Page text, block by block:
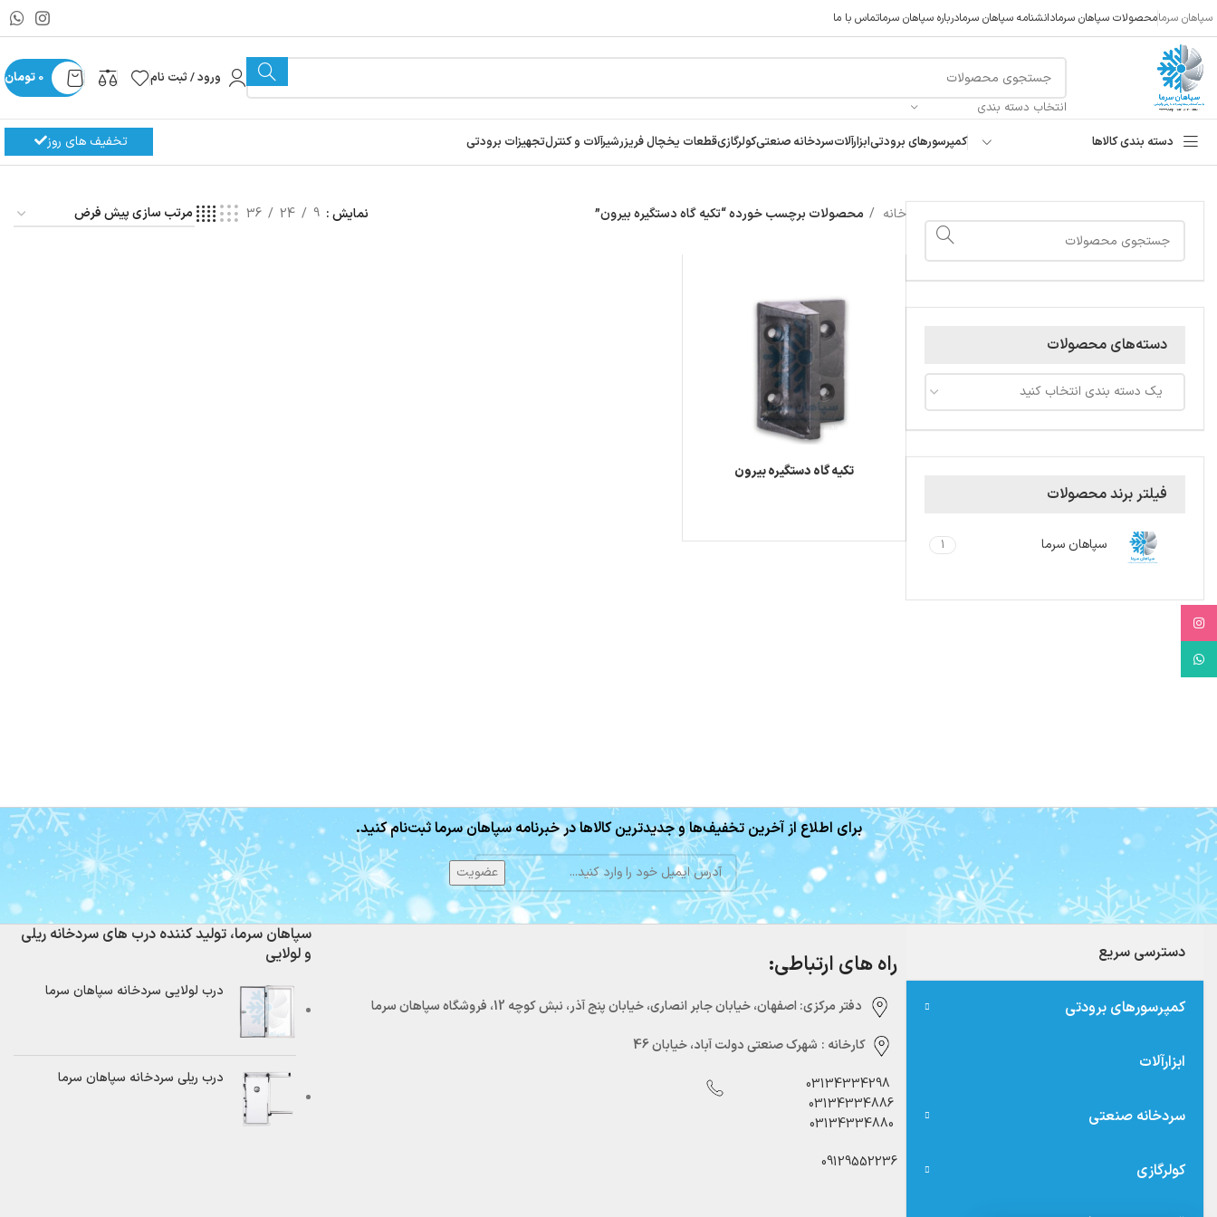
سپاهان سرمامحصولات سپاهان سرمادانشنامه سپاهان سرمادرباره سپاهان سرماتماس با ما
انتخاب دسته بندی
ورود / ثبت نام 0 تومان
دسته بندی کالاها کمپرسورهای برودتیابزارآلاتسردخانه صنعتیکولرگازیقطعات یخچال فریزرشیرآلات و کنترلتجهیزات برودتی تخفیف های روز
دسته‌های محصولات
یک دسته بندی انتخاب کنید
فیلتر برند محصولات
سپاهان سرما 1
خانه محصولات برچسب خورده “تکیه گاه دستگیره بیرون” نمایش 9
24
36
تکیه گاه دستگیره بیرون
برای اطلاع از آخرین تخفیف‌ها و جدیدترین کالاها در خبرنامه سپاهان سرما ثبت‌نام کنید.
دسترسی سریع
کمپرسورهای برودتی
ابزارآلات
سردخانه صنعتی
کولرگازی
راه های ارتباطی:
دفتر مرکزی:‌ اصفهان، خیابان جابر انصاری، خیابان پنج آذر، نبش کوچه 12، فروشگاه سپاهان سرما
کارخانه : شهرک صنعتی دولت آباد، خیابان 46
03134334298
03134334886
03134334880
09129552236
سپاهان سرما، تولید کننده درب های سردخانه ریلی
و لولایی
درب لولایی سردخانه سپاهان سرما
درب ریلی سردخانه سپاهان سرما